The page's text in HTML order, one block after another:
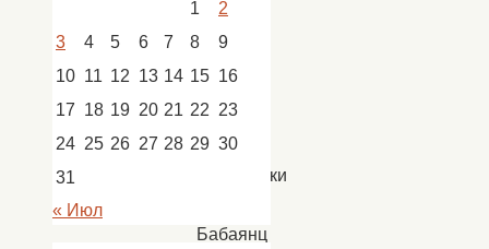
"Триумф
Хит"
Наши
крутые
вокалистки
Бабаянц
1
2
3
4 5 6 7 8
9
10 11 12 13 14 15 16
17 18 19 20 21 22 23
24 25 26 27 28 29 30
31
« Июл